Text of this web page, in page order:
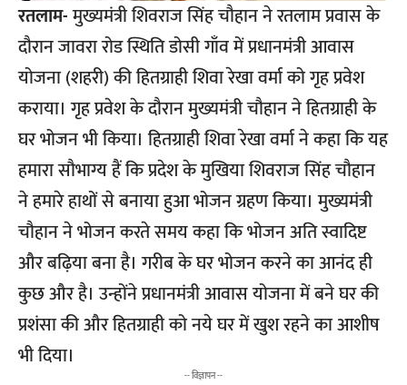
रतलाम-मुख्यमंत्री शिवराज सिंह चौहान ने रतलाम प्रवास के
दौरान जावरा रोड स्थिति डोसी गाँव में प्रधानमंत्री आवास
योजना (शहरी) की हितग्राही शिवा रेखा वर्मा को गृह प्रवेश
कराया। गृह प्रवेश के दौरान मुख्यमंत्री चौहान ने हितग्राही के
घर भोजन भी किया। हितग्राही शिवा रेखा वर्मा ने कहा कि यह
हमारा सौभाग्य हैं कि प्रदेश के मुखिया शिवराज सिंह चौहान
ने हमारे हाथों से बनाया हुआ भोजन ग्रहण किया। मुख्यमंत्री
चौहान ने भोजन करते समय कहा कि भोजन अति स्वादिष्ट
और बढ़िया बना है। गरीब के घर भोजन करने का आनंद ही
कुछ और है। उन्होंने प्रधानमंत्री आवास योजना में बने घर की
प्रशंसा की और हितग्राही को नये घर में खुश रहने का आशीष
भी दिया।
-- विज्ञापन --